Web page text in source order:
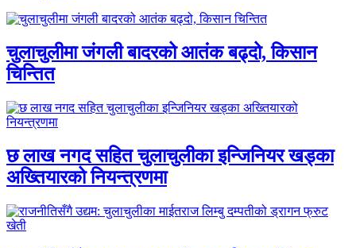
चुलाचुलीमा जंगली बादरको आतंक बढ्दो, किसान
चिन्तित
छ लाख नगद सहित चुलाचुलीका इन्जिनियर खड्का
अख्तियारको नियन्त्रणमा